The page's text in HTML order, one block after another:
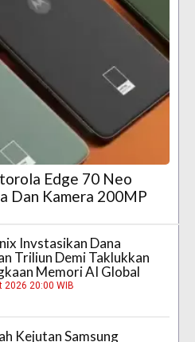
Edge 70 Neo
Dan Kamera 200MP
Invstasikan Dana
Triliun Demi Taklukkan
Memori AI Global
2026 20:00 WIB
Kejutan Samsung